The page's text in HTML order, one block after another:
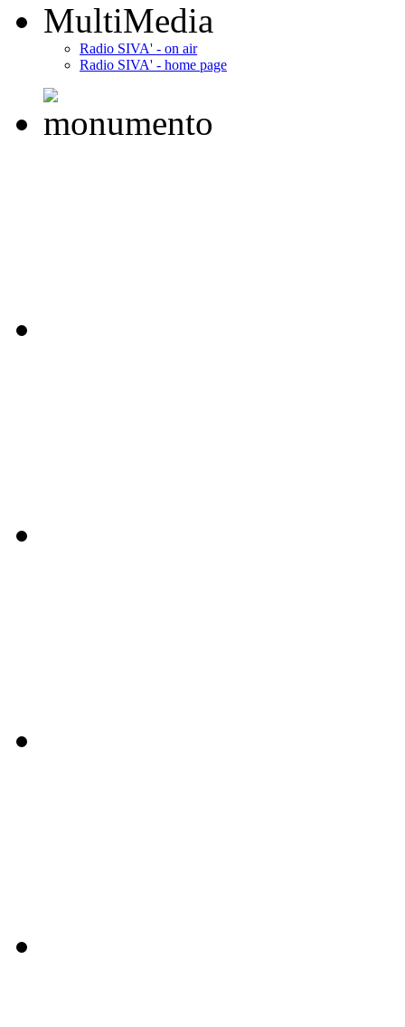
MultiMedia
Radio SIVA' - on air
Radio SIVA' - home page